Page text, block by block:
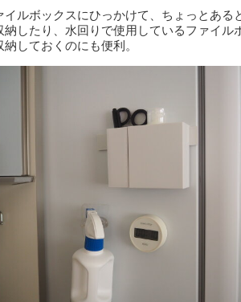
ルボックスにひっかけて、ちょっとある
したり、水回りで使用しているファイル
しておくのにも便利。